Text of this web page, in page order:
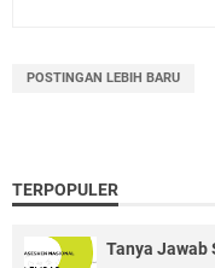
POSTINGAN LEBIH BARU
TERPOPULER
Tanya Jawab